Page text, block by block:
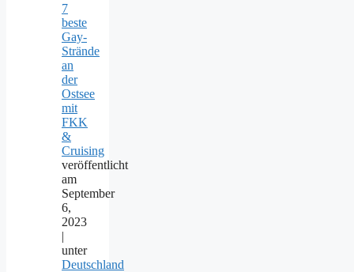
7
beste
Gay-
Strände
an
der
Ostsee
mit
FKK
&
Cruising
veröffentlicht
am
September
6,
2023
|
unter
Deutschland